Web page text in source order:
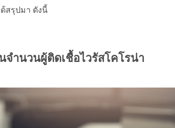
สรุปมา ดังนี้
จำนวนผู้ติดเชื้อไวรัสโคโรน่า